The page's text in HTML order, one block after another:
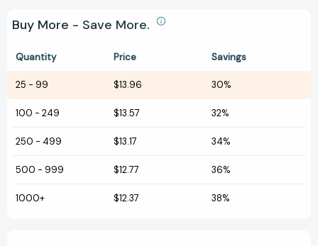
Buy More - Save More.
Quantity Price Savings
25 - 99 $13.96 30%
100 - 249 $13.57 32%
250 - 499 $13.17 34%
500 - 999 $12.77 36%
1000+ $12.37 38%